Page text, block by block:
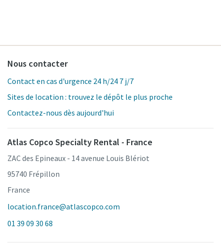
Nous contacter
Contact en cas d'urgence 24 h/24 7 j/7
Sites de location : trouvez le dépôt le plus proche
Contactez-nous dès aujourd'hui
Atlas Copco Specialty Rental - France
ZAC des Epineaux - 14 avenue Louis Blériot
95740 Frépillon
France
location.france@atlascopco.com
01 39 09 30 68